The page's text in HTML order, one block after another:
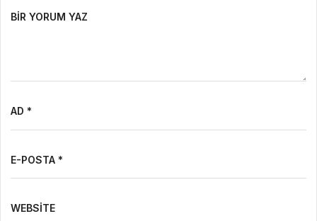
BIR YORUM YAZ
AD *
E-POSTA *
WEBSITE